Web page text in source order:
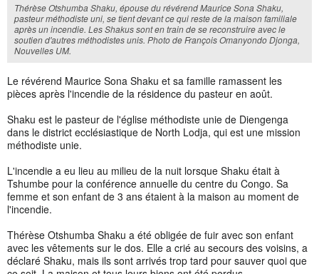
Thérèse Otshumba Shaku, épouse du révérend Maurice Sona Shaku,
pasteur méthodiste uni, se tient devant ce qui reste de la maison familiale
après un incendie. Les Shakus sont en train de se reconstruire avec le
soutien d'autres méthodistes unis. Photo de François Omanyondo Djonga,
Nouvelles UM.
Le révérend Maurice Sona Shaku et sa famille ramassent les
pièces après l'incendie de la résidence du pasteur en août.
Shaku est le pasteur de l'église méthodiste unie de Diengenga
dans le district ecclésiastique de North Lodja, qui est une mission
méthodiste unie.
L'incendie a eu lieu au milieu de la nuit lorsque Shaku était à
Tshumbe pour la conférence annuelle du centre du Congo. Sa
femme et son enfant de 3 ans étaient à la maison au moment de
l'incendie.
Thérèse Otshumba Shaku a été obligée de fuir avec son enfant
avec les vêtements sur le dos. Elle a crié au secours des voisins, a
déclaré Shaku, mais ils sont arrivés trop tard pour sauver quoi que